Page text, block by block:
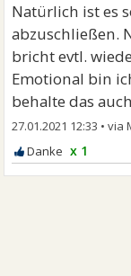
Natürlich ist es
abzuschließen.
bricht evtl.
Emotional bin
behalte das
27.01.2021 12:33 •
x 1